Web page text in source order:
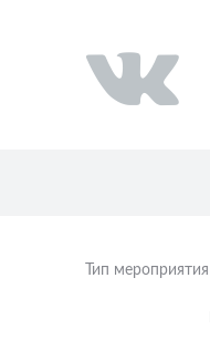
Тип мероприятия